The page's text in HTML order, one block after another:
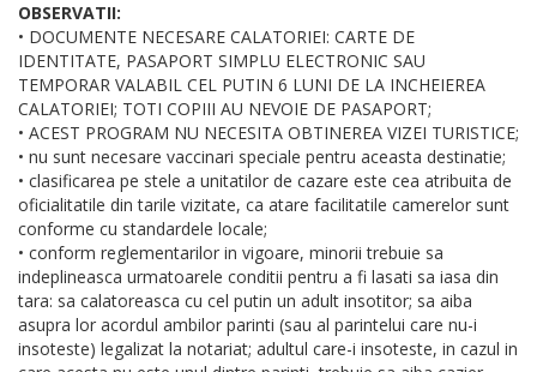
OBSERVATII:
• DOCUMENTE NECESARE CALATORIEI: CARTE DE
IDENTITATE, PASAPORT SIMPLU ELECTRONIC SAU
TEMPORAR VALABIL CEL PUTIN 6 LUNI DE LA INCHEIEREA
CALATORIEI; TOTI COPIII AU NEVOIE DE PASAPORT;
• ACEST PROGRAM NU NECESITA OBTINEREA VIZEI TURISTICE;
• nu sunt necesare vaccinari speciale pentru aceasta destinatie;
• clasificarea pe stele a unitatilor de cazare este cea atribuita de
oficialitatile din tarile vizitate, ca atare facilitatile camerelor sunt
conforme cu standardele locale;
• conform reglementarilor in vigoare, minorii trebuie sa
indeplineasca urmatoarele conditii pentru a fi lasati sa iasa din
tara: sa calatoreasca cu cel putin un adult insotitor; sa aiba
asupra lor acordul ambilor parinti (sau al parintelui care nu-i
insoteste) legalizat la notariat; adultul care-i insoteste, in cazul in